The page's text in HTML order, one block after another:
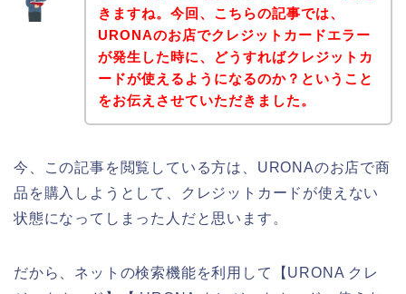
きますね。今回、こちらの記事では、
URONAのお店でクレジットカードエラー
が発生した時に、どうすればクレジットカ
ードが使えるようになるのか？ということ
をお伝えさせていただきました。
今、この記事を閲覧している方は、URONAのお店で商
品を購入しようとして、クレジットカードが使えない
状態になってしまった人だと思います。
だから、ネットの検索機能を利用して【URONA クレ